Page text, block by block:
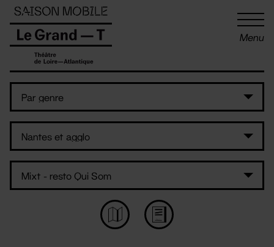
Menu
Panneau de gestion des cookies